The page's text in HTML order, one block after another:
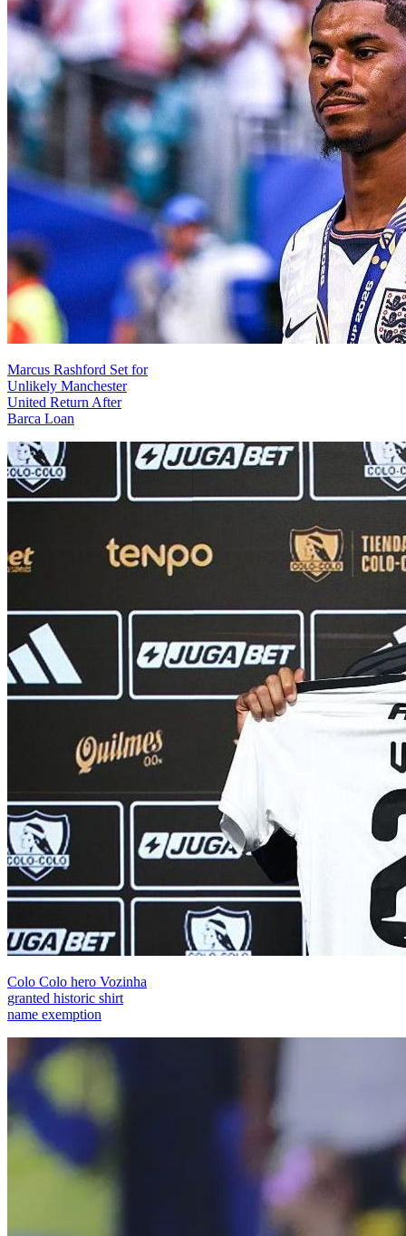
Marcus Rashford Set for
Unlikely Manchester
United Return After
Barca Loan
Colo Colo hero Vozinha
granted historic shirt
name exemption